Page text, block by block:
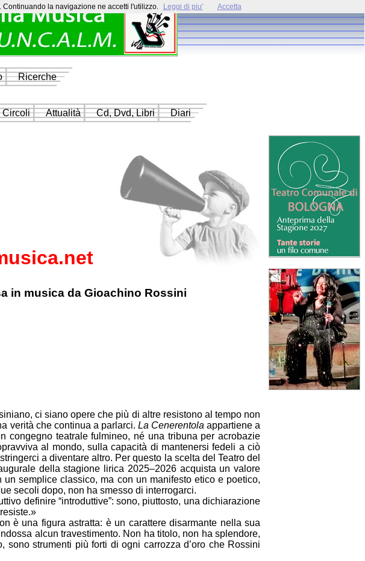
Ricerche
Circoli Attualità Cd, Dvd, Libri Diari
in musica da Gioachino Rossini
ci siano opere che più di altre resistono al tempo non
verità che continua a parlarci. La Cenerentola appartiene a
congegno teatrale fulmineo, né una tribuna per acrobazie
al mondo, sulla capacità di mantenersi fedeli a ciò
a diventare altro. Per questo la scelta del Teatro del
della stagione lirica 2025–2026 acquista un valore
semplice classico, ma con un manifesto etico e poetico,
secoli dopo, non ha smesso di interrogarci.
definire “introduttive”: sono, piuttosto, una dichiarazione
è una figura astratta: è un carattere disarmante nella sua
alcun travestimento. Non ha titolo, non ha splendore,
strumenti più forti di ogni carrozza d’oro che Rossini
la navigazione ne accetti l'utilizzo. Leggi di piu' Accetta